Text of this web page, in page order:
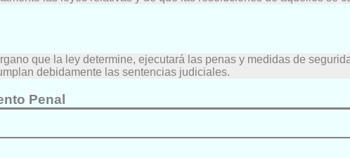
que la ley determine, ejecutará las penas y medidas de
debidamente las sentencias judiciales.
Penal